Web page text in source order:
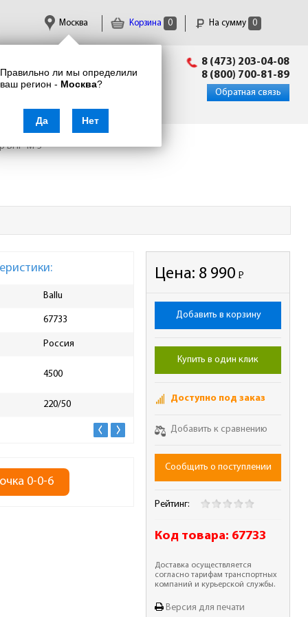
Корзина 0 На сумму 0
Правильно ли мы определили
ваш регион - Москва?
Да Нет
Москва
info@enkor24.ru
8 (473) 203-04-08
8 (800) 700-81-89
Обратная связь
BHP-M-5
Ballu
67733
Россия
4500
220/50
Поток воздуха, м3/час
t на входе и выходе, ºС
Длина упаковки, мм
0-0-6
Цена: 8 990Р
-
Добавить в корзину
Купить в один клик
Доступно под заказ
Добавить к сравнению
Сообщить о поступлении
Рейтинг:
Код товара: 67733
Доставка осуществляется
согласно тарифам транспортных
компаний и курьерской службы.
Версия для печати